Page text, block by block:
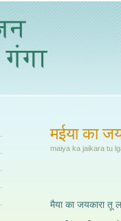
मईया का
maiya ka jaikara tu
मैया का जयकारा तू